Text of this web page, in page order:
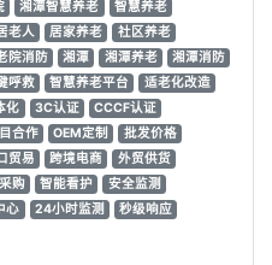
湘潭智慧养老
智慧养老
老人 居家养老
社区养老
院消防 湘潭 湘潭养老
湘潭消防
呼救 智慧养老平台
适老化改造
化 3C认证
CCCF认证
合作 OEM定制
批发价格
贸易 跨境电商
外贸供货
购 智能看护
安全监测
心 24小时监测
秒级响应